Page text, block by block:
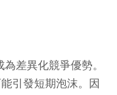
差異化競爭優勢。
引發短期泡沫。因